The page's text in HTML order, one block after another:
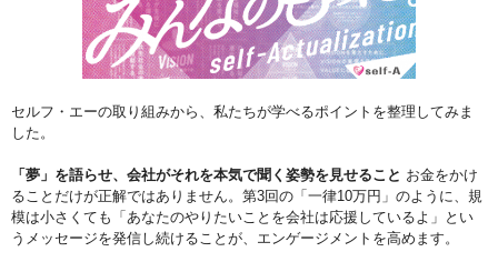
セルフ・エーの取り組みから、私たちが学べるポイントを整理してみま
した。
「夢」を語らせ、会社がそれを本気で聞く姿勢を見せること お金をかけ
ることだけが正解ではありません。第3回の「一律10万円」のように、規
模は小さくても「あなたのやりたいことを会社は応援しているよ」とい
うメッセージを発信し続けることが、エンゲージメントを高めます。